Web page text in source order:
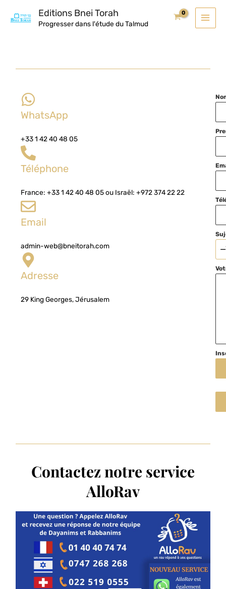
Editions Bnei Torah
Progresser dans l'étude du Talmud
WhatsApp
+33 1 42 40 48 05
Téléphone
France: +33 1 42 40 48 05 ou Israël: +972 374 22 22
Email
admin-web@bneitorah.com
Adresse
29 King Georges, Jérusalem
Contactez notre service
AlloRav